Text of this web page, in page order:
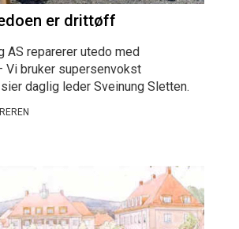
er drittøff
AS reparerer utedo med
Vi bruker supersenvokst
daglig leder Sveinung Sletten.